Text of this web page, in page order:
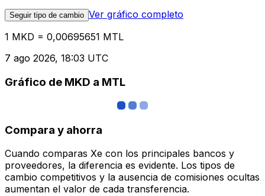
Seguir tipo de cambio Ver gráfico completo
1 MKD = 0,00695651 MTL
7 ago 2026, 18:03 UTC
Gráfico de MKD a MTL
Compara y ahorra
Cuando comparas Xe con los principales bancos y
proveedores, la diferencia es evidente. Los tipos de
cambio competitivos y la ausencia de comisiones ocultas
aumentan el valor de cada transferencia.